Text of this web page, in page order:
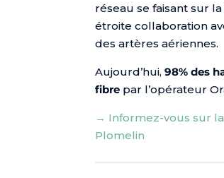
réseau se faisant sur
étroite collaboration
des artères aériennes.
Aujourd’hui,98% des
fibre par l’opérateur
→ Informez-vous sur
Plomelin